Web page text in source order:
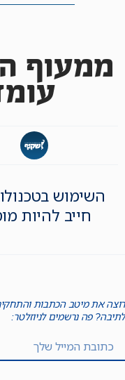
ממעוף
השימוש
חייב להיות
רוצה את מיטב הכתבות
לתיבה? פה נרשמים לניוזלטר: